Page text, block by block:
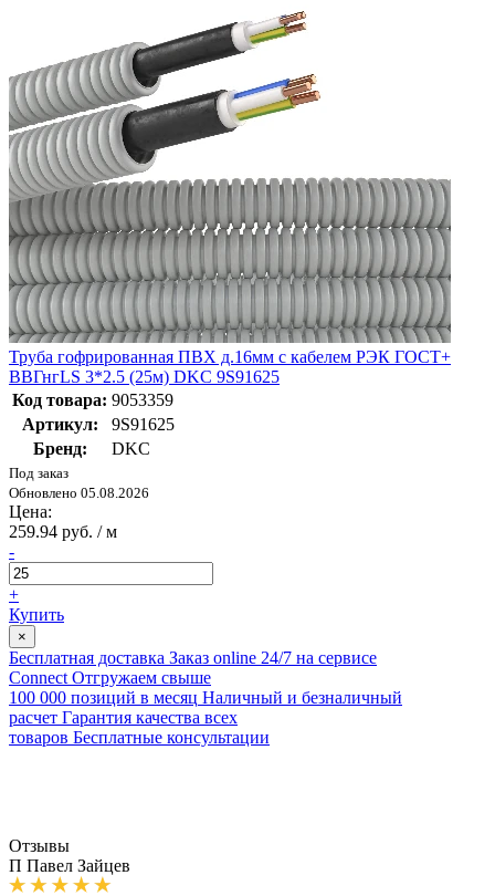
Труба гофрированная ПВХ д.16мм с кабелем РЭК ГОСТ+
ВВГнгLS 3*2.5 (25м) DKC 9S91625
Код товара: 9053359
Артикул:
9S91625
Бренд:
DKC
Под заказ
Обновлено 05.08.2026
Цена:
259.94 руб. / м
-
+
Купить
×
Бесплатная доставка Заказ online 24/7 на сервисе
Connect Отгружаем свыше
100 000 позиций в месяц Наличный и безналичный
расчет Гарантия качества всех
товаров Бесплатные консультации
Отзывы
П Павел Зайцев